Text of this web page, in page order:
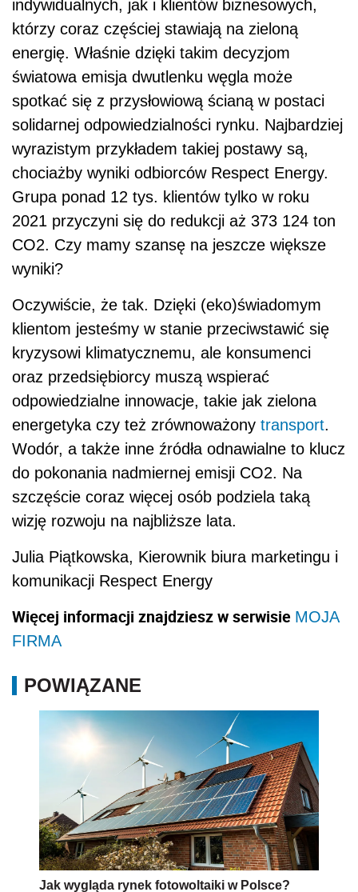
indywidualnych, jak i klientów biznesowych,
którzy coraz częściej stawiają na zieloną
energię. Właśnie dzięki takim decyzjom
światowa emisja dwutlenku węgla może
spotkać się z przysłowiową ścianą w postaci
solidarnej odpowiedzialności rynku. Najbardziej
wyrazistym przykładem takiej postawy są,
chociażby wyniki odbiorców Respect Energy.
Grupa ponad 12 tys. klientów tylko w roku
2021 przyczyni się do redukcji aż 373 124 ton
CO2. Czy mamy szansę na jeszcze większe
wyniki?
Oczywiście, że tak. Dzięki (eko)świadomym
klientom jesteśmy w stanie przeciwstawić się
kryzysowi klimatycznemu, ale konsumenci
oraz przedsiębiorcy muszą wspierać
odpowiedzialne innowacje, takie jak zielona
energetyka czy też zrównoważony transport.
Wodór, a także inne źródła odnawialne to klucz
do pokonania nadmiernej emisji CO2. Na
szczęście coraz więcej osób podziela taką
wizję rozwoju na najbliższe lata.
Julia Piątkowska, Kierownik biura marketingu i
komunikacji Respect Energy
Więcej informacji znajdziesz w serwisie MOJA
FIRMA
POWIĄZANE
Jak wygląda rynek fotowoltaiki w Polsce?